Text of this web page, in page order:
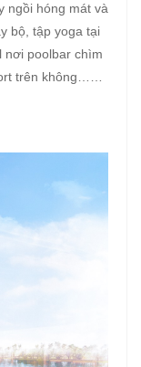
ngồi hóng mát và
bộ, tập yoga tại
nơi poolbar chìm
trên không……